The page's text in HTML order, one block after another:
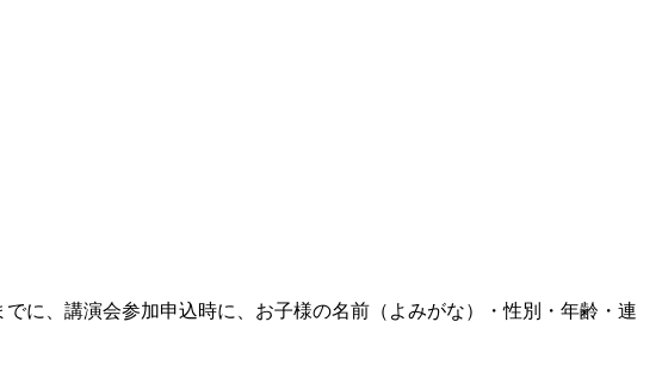
に、講演会参加申込時に、お子様の名前（よみがな）・性別・年齢・連